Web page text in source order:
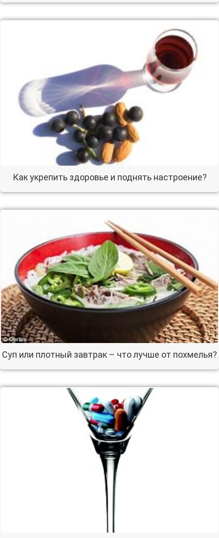
Как укрепить здоровье и поднять настроение?
Суп или плотный завтрак – что лучше от похмелья?